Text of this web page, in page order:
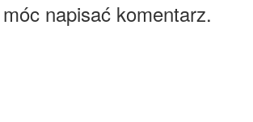
napisać komentarz.